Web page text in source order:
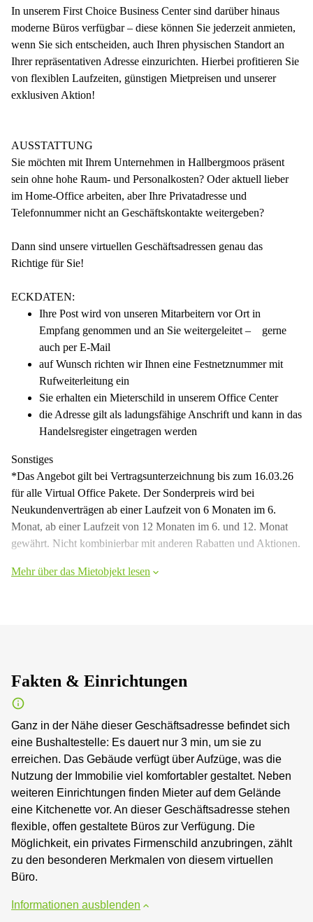
In unserem First Choice Business Center sind darüber hinaus
moderne Büros verfügbar – diese können Sie jederzeit anmieten,
wenn Sie sich entscheiden, auch Ihren physischen Standort an
Ihrer repräsentativen Adresse einzurichten. Hierbei profitieren Sie
von flexiblen Laufzeiten, günstigen Mietpreisen und unserer
exklusiven Aktion!
AUSSTATTUNG
Sie möchten mit Ihrem Unternehmen in Hallbergmoos präsent
sein ohne hohe Raum- und Personalkosten? Oder aktuell lieber
im Home-Office arbeiten, aber Ihre Privatadresse und
Telefonnummer nicht an Geschäftskontakte weitergeben?
Dann sind unsere virtuellen Geschäftsadressen genau das
Richtige für Sie!
ECKDATEN:
Ihre Post wird von unseren Mitarbeitern vor Ort in
Empfang genommen und an Sie weitergeleitet – gerne
auch per E-Mail
auf Wunsch richten wir Ihnen eine Festnetznummer mit
Rufweiterleitung ein
Sie erhalten ein Mieterschild in unserem Office Center
die Adresse gilt als ladungsfähige Anschrift und kann in das
Handelsregister eingetragen werden
Sonstiges
*Das Angebot gilt bei Vertragsunterzeichnung bis zum 16.03.26
für alle Virtual Office Pakete. Der Sonderpreis wird bei
Neukundenverträgen ab einer Laufzeit von 6 Monaten im 6.
Monat, ab einer Laufzeit von 12 Monaten im 6. und 12. Monat
gewährt. Nicht kombinierbar mit anderen Rabatten und Aktionen.
Mehr über das Mietobjekt lesen
Fakten & Einrichtungen
Ganz in der Nähe dieser Geschäftsadresse befindet sich
eine Bushaltestelle: Es dauert nur 3 min, um sie zu
erreichen. Das Gebäude verfügt über Aufzüge, was die
Nutzung der Immobilie viel komfortabler gestaltet. Neben
weiteren Einrichtungen finden Mieter auf dem Gelände
eine Kitchenette vor. An dieser Geschäftsadresse stehen
flexible, offen gestaltete Büros zur Verfügung. Die
Möglichkeit, ein privates Firmenschild anzubringen, zählt
zu den besonderen Merkmalen von diesem virtuellen
Büro.
Informationen ausblenden